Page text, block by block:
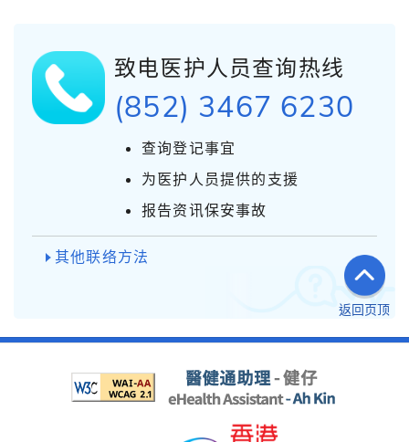
致电医护人员查询热线
(852) 3467 6230
查询登记事宜
为医护人员提供的支援
报告资讯保安事故
其他联络方法
返回页顶